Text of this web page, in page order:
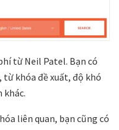
từ Neil Patel. Bạn có
khóa đề xuất, độ khó
liên quan, bạn cũng có